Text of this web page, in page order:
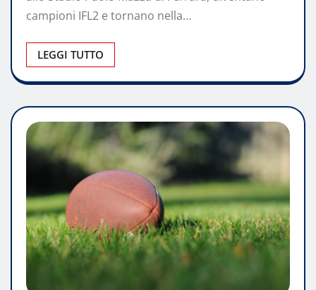
campioni IFL2 e tornano nella…
LEGGI TUTTO